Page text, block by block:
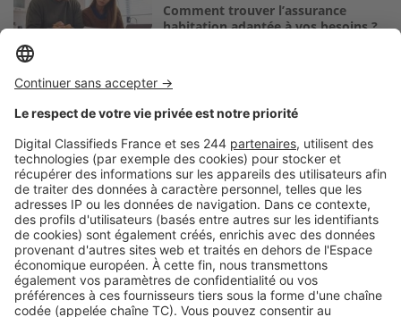
Comment trouver l’assurance
habitation adaptée à vos besoins ?
Logic-Immo c’est aussi …
Retrouvez-nous sur …
A propos